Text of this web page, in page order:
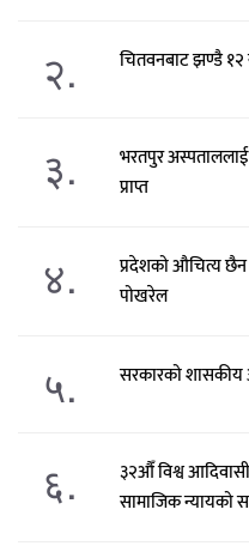
२. चितवनबाट झण्डै १२
३.
भरतपुर
प्राप्त
४.
प्रदेशको औचित्य छैन
पोखरेल
५. सरकारको शासकीय
६.
३२औँ विश्व
सामाजिक न्यायको